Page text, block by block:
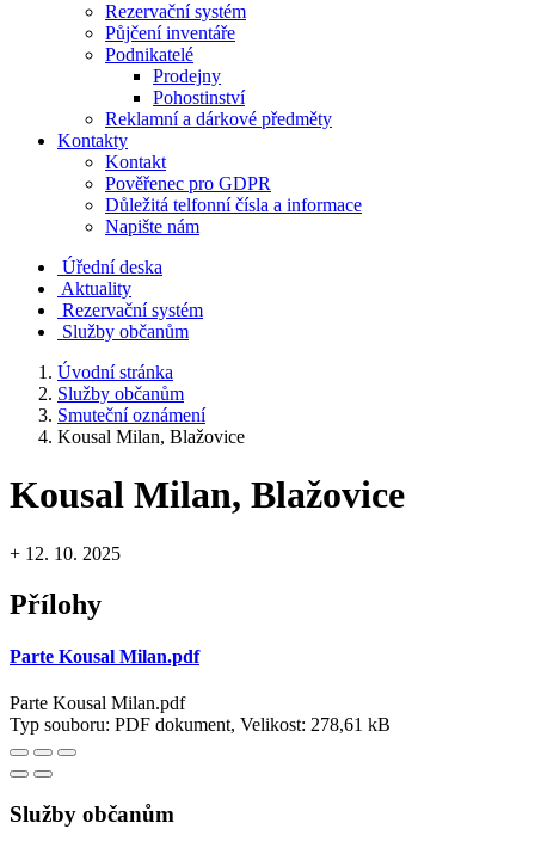
Rezervační systém
Půjčení inventáře
Podnikatelé
Prodejny
Pohostinství
Reklamní a dárkové předměty
Kontakty
Kontakt
Pověřenec pro GDPR
Důležitá telfonní čísla a informace
Napište nám
Úřední deska
Aktuality
Rezervační systém
Služby občanům
Úvodní stránka
Služby občanům
Smuteční oznámení
Kousal Milan, Blažovice
Kousal Milan, Blažovice
+ 12. 10. 2025
Přílohy
Parte Kousal Milan.pdf
Parte Kousal Milan.pdf
Typ souboru: PDF dokument, Velikost: 278,61 kB
Služby občanům